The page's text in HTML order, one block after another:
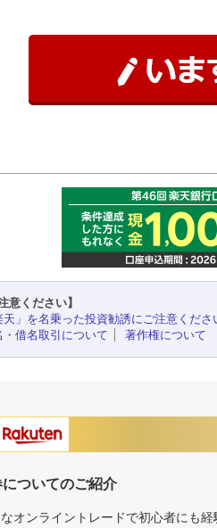
意ください】
天」を名乗った投資勧誘にご注意くださ
・借名取引について
著作権について
ついてのご紹介
オンライントレードで初心者にも